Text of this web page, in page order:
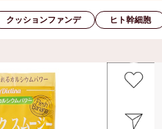
クッションファンデ ヒト幹細胞